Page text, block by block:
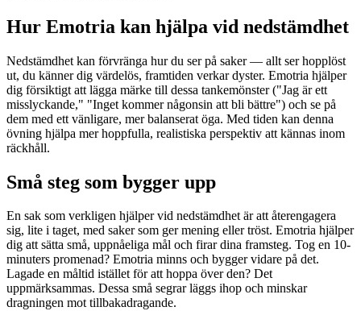
Hur Emotria kan hjälpa vid nedstämdhet
Nedstämdhet kan förvränga hur du ser på saker — allt ser hopplöst
ut, du känner dig värdelös, framtiden verkar dyster. Emotria hjälper
dig försiktigt att lägga märke till dessa tankemönster ("Jag är ett
misslyckande," "Inget kommer någonsin att bli bättre") och se på
dem med ett vänligare, mer balanserat öga. Med tiden kan denna
övning hjälpa mer hoppfulla, realistiska perspektiv att kännas inom
räckhåll.
Små steg som bygger upp
En sak som verkligen hjälper vid nedstämdhet är att återengagera
sig, lite i taget, med saker som ger mening eller tröst. Emotria hjälper
dig att sätta små, uppnåeliga mål och firar dina framsteg. Tog en 10-
minuters promenad? Emotria minns och bygger vidare på det.
Lagade en måltid istället för att hoppa över den? Det
uppmärksammas. Dessa små segrar läggs ihop och minskar
dragningen mot tillbakadragande.